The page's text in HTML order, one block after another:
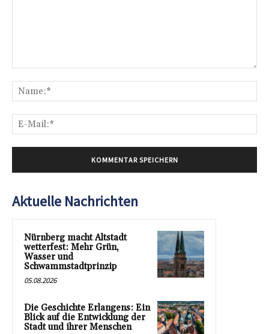
Aktuelle Nachrichten
Nürnberg macht Altstadt
wetterfest: Mehr Grün,
Wasser und
Schwammstadtprinzip
05.08.2026
Die Geschichte Erlangens: Ein
Blick auf die Entwicklung der
Stadt und ihrer Menschen